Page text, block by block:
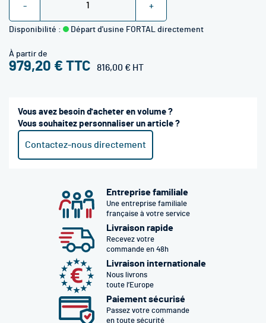
- +
À partir de
979,20 € 816,00 €
Disponibilité : Départ d'usine FORTAL directement
Vous avez besoin d'acheter en volume ?
Vous souhaitez personnaliser un article ?
Contactez-nous directement
Entreprise familiale
Une entreprise familiale
française à votre service
Livraison rapide
Recevez votre
commande en 48h
Livraison internationale
Nous livrons
toute l’Europe
Paiement sécurisé
Passez votre commande
en toute sécurité